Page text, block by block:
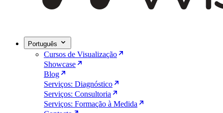
Português
Cursos de Visualização
Showcase
Blog
Serviços: Diagnóstico
Serviços: Consultoria
Serviços: Formação à Medida